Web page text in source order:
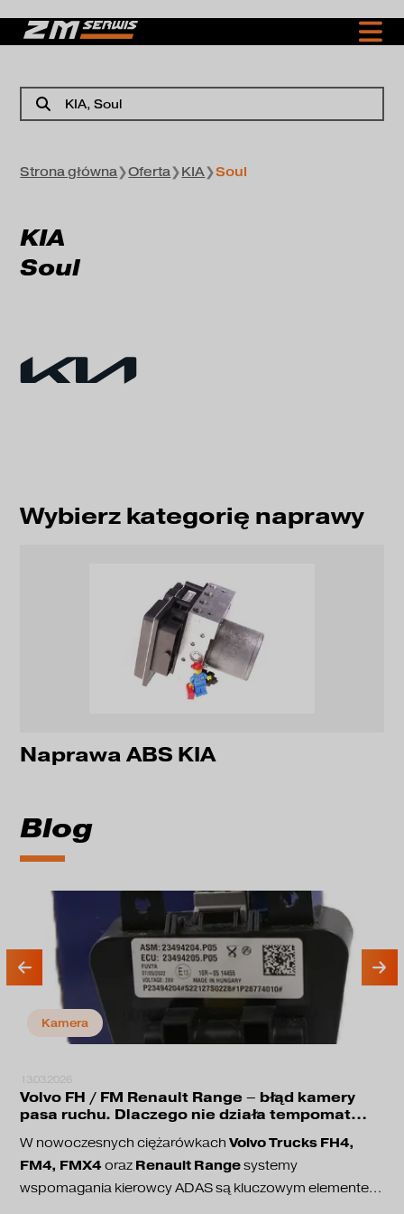
KIA, Soul
Strona główna❯Oferta❯KIA❯Soul
KIA
Soul
Wybierz kategorię naprawy
Naprawa ABS KIA
Blog
Kamera
13.03.2026
Volvo FH / FM Renault Range – błąd kamery
pasa ruchu. Dlaczego nie działa tempomat
W nowoczesnych ciężarówkachVolvo Trucks FH4,
FM4, FMX4 oraz Renault Rangesystemy
wspomagania kierowcy ADAS są kluczowym elementem